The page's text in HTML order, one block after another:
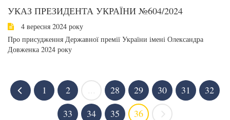
УКАЗ ПРЕЗИДЕНТА УКРАЇНИ №604/2024
4 вересня 2024 року
Про присудження Державної премії України імені Олександра
Довженка 2024 року
1 2 28 29 30 31
32
33
34 35 36